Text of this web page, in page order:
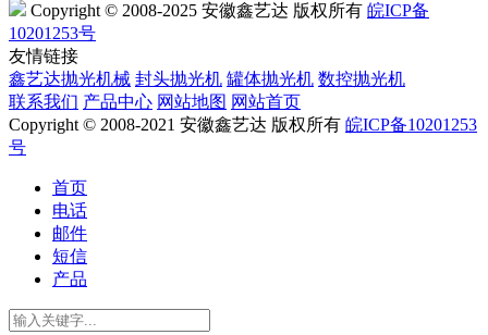
Copyright © 2008-2025 安徽鑫艺达 版权所有 皖ICP备
10201253号
友情链接
鑫艺达抛光机械 封头抛光机 罐体抛光机 数控抛光机
联系我们 产品中心 网站地图 网站首页
Copyright © 2008-2021 安徽鑫艺达 版权所有 皖ICP备10201253
号
首页
电话
邮件
短信
产品